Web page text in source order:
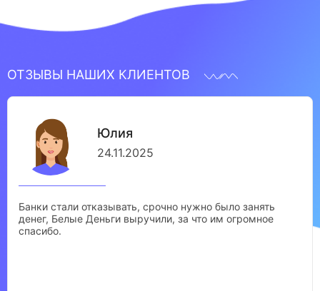
ОТЗЫВЫ НАШИХ КЛИЕНТОВ
Юлия
24.11.2025
Банки стали отказывать, срочно нужно было занять
денег, Белые Деньги выручили, за что им огромное
спасибо.